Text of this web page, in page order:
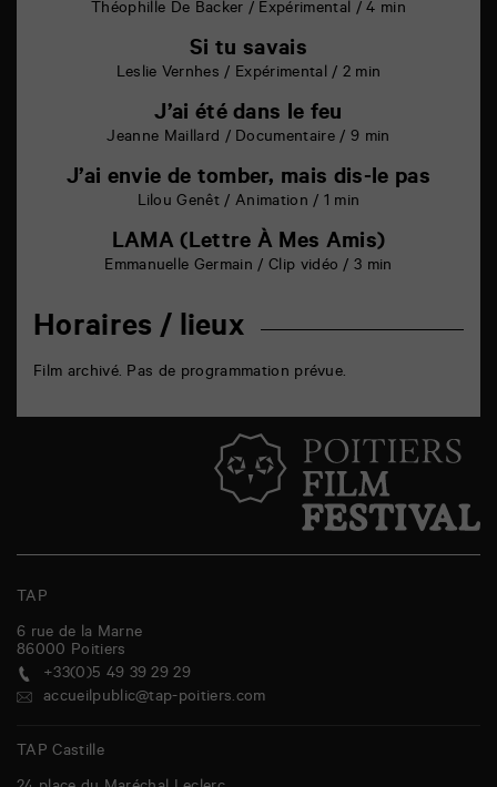
Théophille De Backer / Expérimental / 4 min
Si tu savais
Leslie Vernhes / Expérimental / 2 min
J’ai été dans le feu
Jeanne Maillard / Documentaire / 9 min
J’ai envie de tomber, mais dis-le pas
Lilou Genêt / Animation / 1 min
LAMA (Lettre À Mes Amis)
Emmanuelle Germain / Clip vidéo / 3 min
Horaires / lieux
Film archivé. Pas de programmation prévue.
TAP
6 rue de la Marne
86000 Poitiers
+33(0)5 49 39 29 29
accueilpublic@tap-poitiers.com
TAP Castille